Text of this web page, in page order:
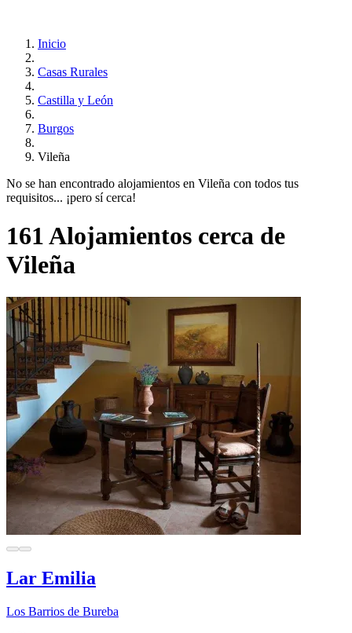
Inicio
Casas Rurales
Castilla y León
Burgos
Vileña
No se han encontrado alojamientos en Vileña con todos tus
requisitos... ¡pero sí cerca!
161 Alojamientos cerca de
Vileña
Lar Emilia
Los Barrios de Bureba